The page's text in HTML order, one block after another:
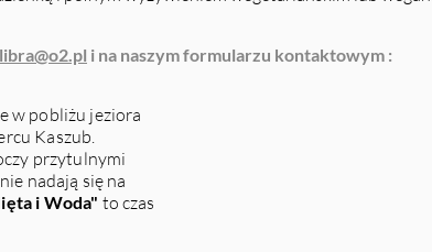
i na naszym formularzu kontaktowym :
w pobliżu jeziora
Kaszub.
przytulnymi
nadają się na
i Woda" to czas